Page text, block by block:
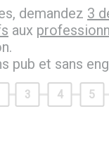
demandez 3
aux
pub et sans
3 4 5